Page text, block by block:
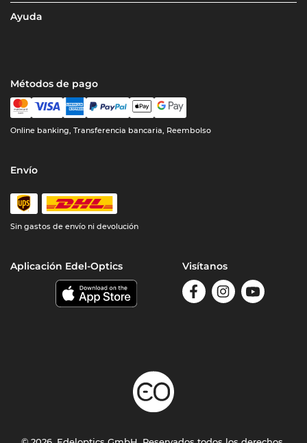
Ayuda
Métodos de pago
Online banking, Transferencia bancaria, Reembolso
Envío
Sin gastos de envío ni devolución
Aplicación Edel-Optics Visítanos